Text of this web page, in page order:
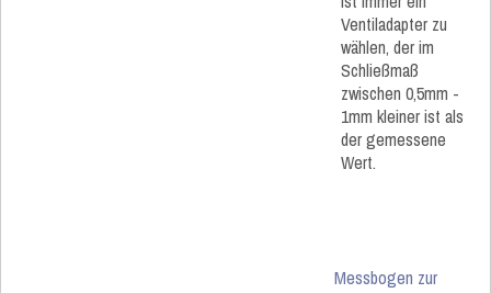
Ventiladapter zu
wählen, der im
Schließmaß
zwischen 0,5mm -
1mm kleiner ist als
der gemessene
Wert.
Messbogen zur